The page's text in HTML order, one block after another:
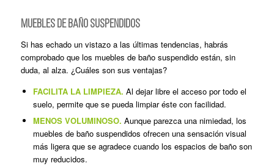
MUEBLES DE BAÑO SUSPENDIDOS
Si has echado un vistazo a las últimas tendencias, habrás
comprobado que los muebles de baño suspendido están, sin
duda, al alza. ¿Cuáles son sus ventajas?
FACILITA LA LIMPIEZA. Al dejar libre el acceso por todo el
suelo, permite que se pueda limpiar éste con facilidad.
MENOS VOLUMINOSO. Aunque parezca una nimiedad, los
muebles de baño suspendidos ofrecen una sensación visual
más ligera que se agradece cuando los espacios de baño son
muy reducidos.